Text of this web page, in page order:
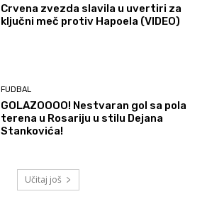
Crvena zvezda slavila u uvertiri za
ključni meč protiv Hapoela (VIDEO)
FUDBAL
GOLAZOOOO! Nestvaran gol sa pola
terena u Rosariju u stilu Dejana
Stankovića!
Učitaj još